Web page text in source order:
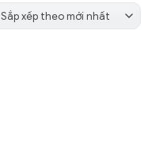
Sắp xếp theo mới nhất